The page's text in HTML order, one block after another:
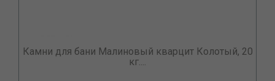
Камни для бани Малиновый кварцит Колотый, 20
кг....